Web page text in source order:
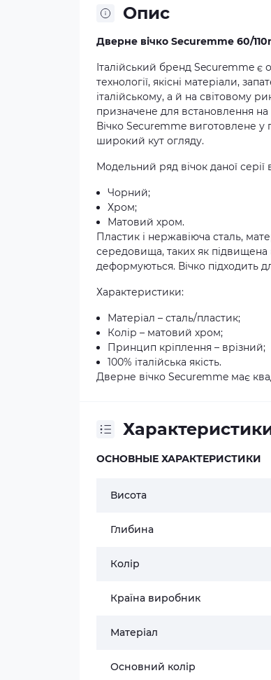
Опис
Дверне вічко Securemme 60/
Італійський бренд Securemme є
технології, якісні матеріали,
італійському, а й на світовому
призначене для встановлення на
Вічко Securemme виготовлене у
широкий кут огляду.
Модельний ряд вічок даної серії
Чорний;
Хром;
Матовий хром.
Пластик і нержавіюча сталь,
середовища, таких як підвищена
деформуються. Вічко підходить
Характеристики:
Матеріал – сталь/пластик;
Колір – матовий хром;
Принцип кріплення – врізний;
100% італійська якість.
Дверне вічко Securemme має
ОСНОВНЫЕ ХАРАКТЕРИСТИКИ
Висота
Глибина
Колір
Країна виробник
Матеріал
Основний колір